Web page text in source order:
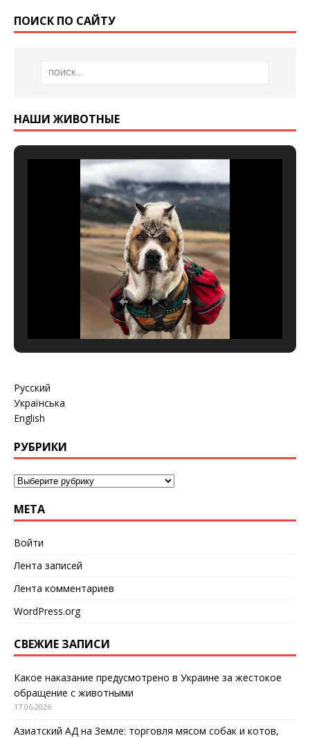
ПОИСК ПО САЙТУ
НАШИ ЖИВОТНЫЕ
Русский
Українська
English
РУБРИКИ
МЕТА
Войти
Лента записей
Лента комментариев
WordPress.org
СВЕЖИЕ ЗАПИСИ
Какое наказание предусмотрено в Украине за жестокое
обращение с животными
17.06.2026
Азиатский АД на Земле: торговля мясом собак и котов,